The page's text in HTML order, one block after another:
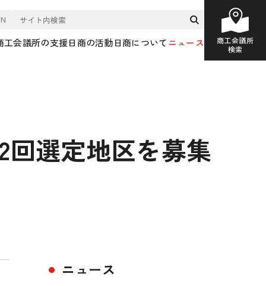
工会議所の支援日商の活動日商についてニュース
商工会議所
検索
回選定地区を募集
ニュース